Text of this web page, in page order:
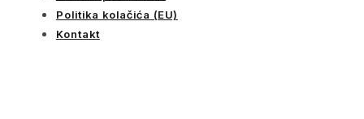
Politika kolačića (EU)
Kontakt